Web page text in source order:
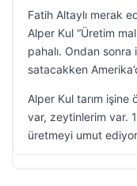
Fatih Altaylı merak
Alper Kul “Üretim
pahalı. Ondan
satacakken
Alper Kul tarım işine
var, zeytinlerim var.
üretmeyi umut